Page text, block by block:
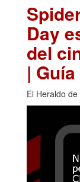
Day
del
|
El Heraldo de